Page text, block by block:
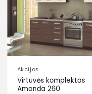
Akcijos
Virtuvės komplektas
Amanda 260